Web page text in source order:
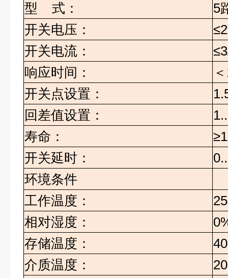
型
式： 5
开关电压：
开关电流：
响应时间：
＜
开关点设置：
回差值设置：
寿命：
开关延时：
环境条件
工作温度：
相对湿度：
存储温度：
介质温度：